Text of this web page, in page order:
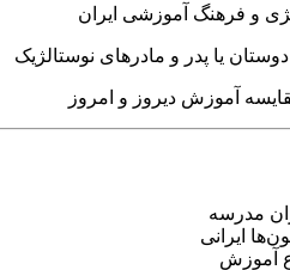
و فرهنگ آموزشی ایران
یا پدر و مادرهای نوستالژیک
آموزش دیروز و امروز
مدرسه
ایرانی
آموزش